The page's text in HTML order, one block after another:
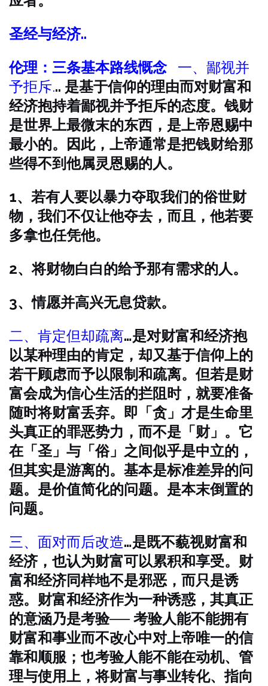
圣经与经济..
伦理：三条基本路线慨念
一、鄙视并
予拒斥... 是基于信仰的理由而对财富和
经济抱持着鄙视并予拒斥的态度。钱财
是世界上最微末的东西，是上帝恩赐中
最小的。因此，上帝通常是把钱财给那
些得不到他属灵恩赐的人。
1、若有人要以暴力夺取我们的俗世财
物，我们不仅让他夺去，而且，他若要
多拿也任凭他。
2、将财物白白的给予那有需求的人。
3、情愿并高兴无息贷款。
二、肯定但却疏离…是对财富和经济抱
以某种理由的肯定，却又基于信仰上的
若干顾虑而予以限制和疏离。但若是财
富会成为信心生活的拦阻时，就要准备
随时将财富丢弃。即「贪」才是生命里
头真正的罪恶势力，而不是「财」。它
在「圣」与「俗」之间似乎是中立的，
但其实是游离的。基本是标准差异的问
题。是价值简化的问题。是本末倒置的
问题。
三、面对而后改造…是既不藐视财富和
经济，也认为财富可以累积和享受。财
富和经济同样地不是邪恶，而只是诱
惑。财富和经济作为一种诱惑，其真正
的意涵乃是考验── 考验人能不能拥有
财富和事业而不改心中对上帝唯一的信
靠和顺服；也考验人能不能在动机、管
理与使用上，将财富与事业转化、指向